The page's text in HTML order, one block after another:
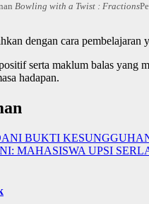
Bowling with a Twist : Fractions
dengan cara pembelajaran
serta maklum balas yang
hadapan.
BUKTI
MAHASISWA UPSI